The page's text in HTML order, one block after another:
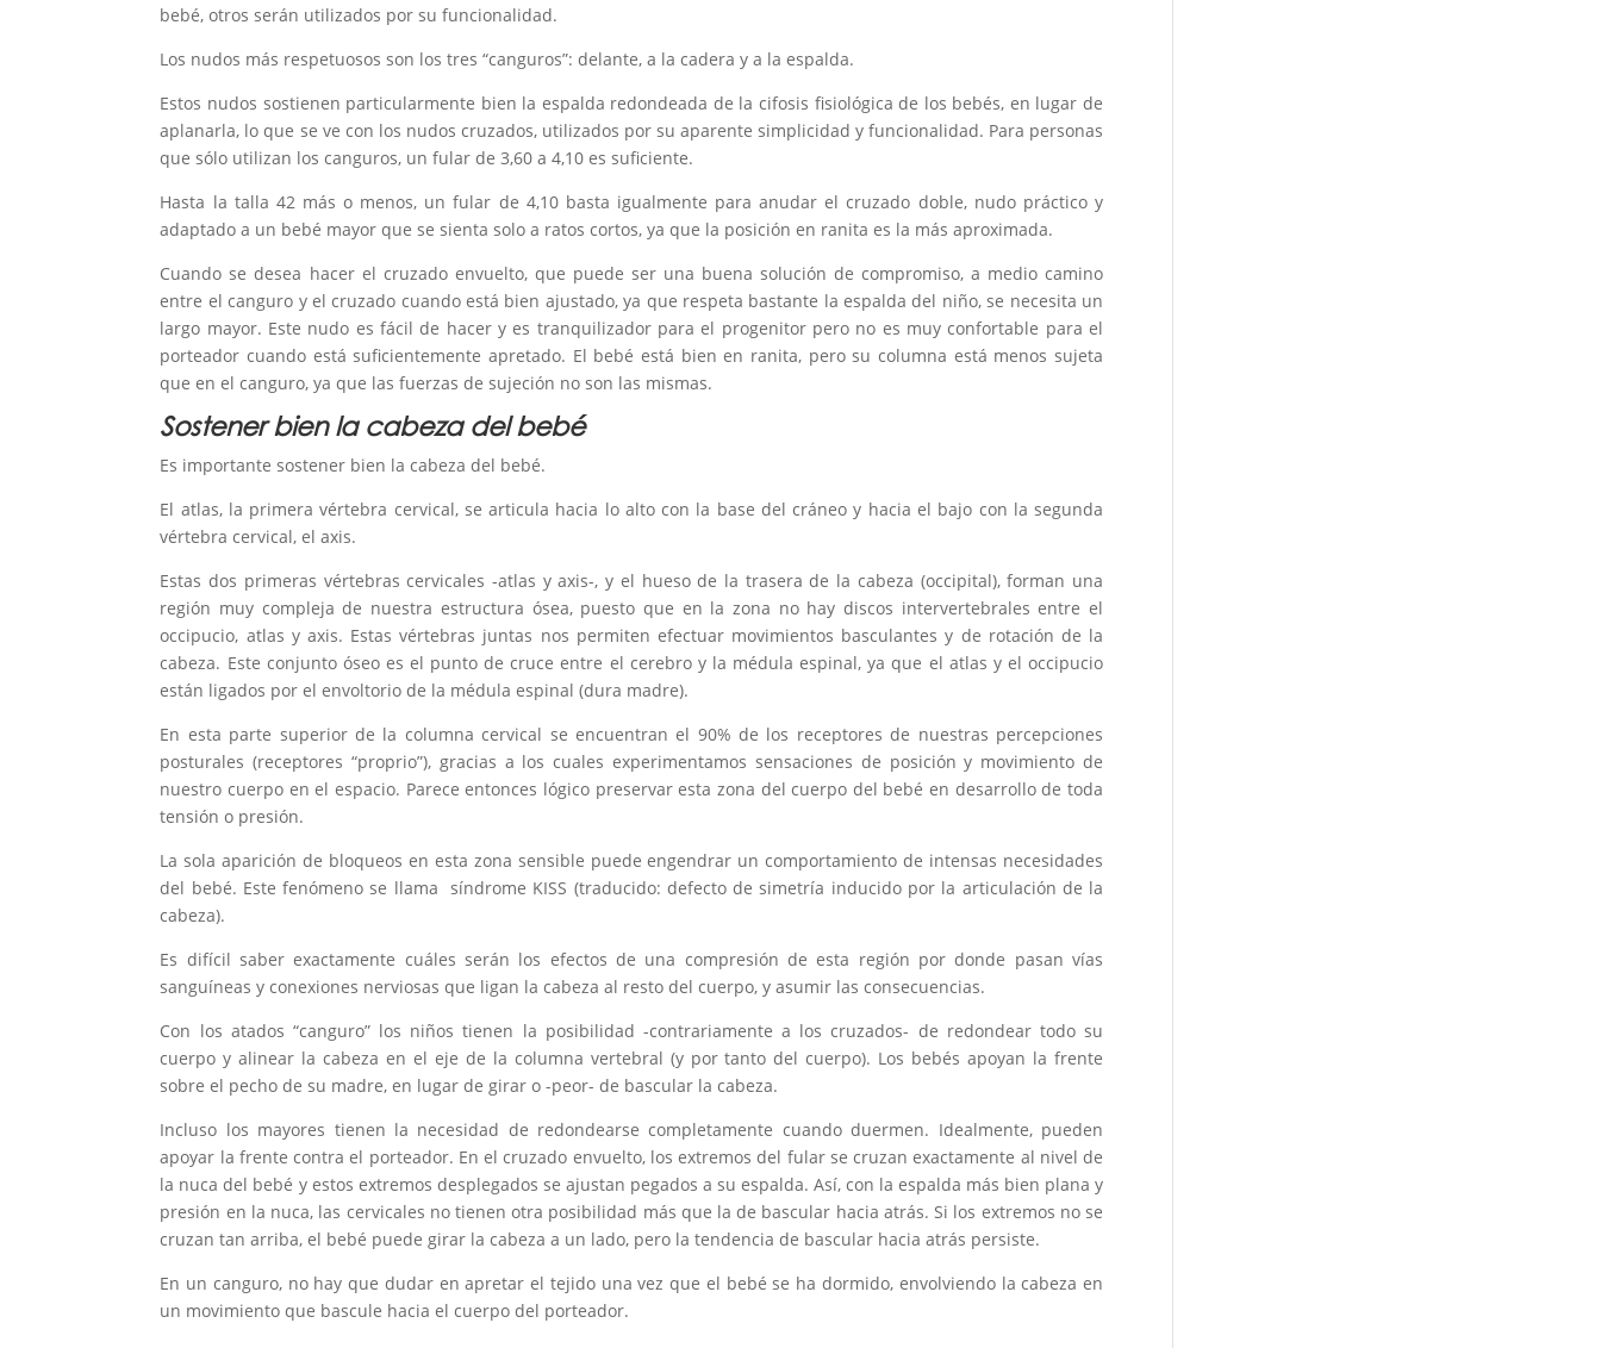
bebé, otros serán utilizados por su funcionalidad.
Los nudos más respetuosos son los tres “canguros”: delante, a la cadera y a la espalda.
Estos nudos sostienen particularmente bien la espalda redondeada de la cifosis fisiológica de los bebés, en lugar de
aplanarla, lo que se ve con los nudos cruzados, utilizados por su aparente simplicidad y funcionalidad. Para personas
que sólo utilizan los canguros, un fular de 3,60 a 4,10 es suficiente.
Hasta la talla 42 más o menos, un fular de 4,10 basta igualmente para anudar el cruzado doble, nudo práctico y
adaptado a un bebé mayor que se sienta solo a ratos cortos, ya que la posición en ranita es la más aproximada.
Cuando se desea hacer el cruzado envuelto, que puede ser una buena solución de compromiso, a medio camino
entre el canguro y el cruzado cuando está bien ajustado, ya que respeta bastante la espalda del niño, se necesita un
largo mayor. Este nudo es fácil de hacer y es tranquilizador para el progenitor pero no es muy confortable para el
porteador cuando está suficientemente apretado. El bebé está bien en ranita, pero su columna está menos sujeta
que en el canguro, ya que las fuerzas de sujeción no son las mismas.
Sostener bien la cabeza del bebé
Es importante sostener bien la cabeza del bebé.
El atlas, la primera vértebra cervical, se articula hacia lo alto con la base del cráneo y hacia el bajo con la segunda
vértebra cervical, el axis.
Estas dos primeras vértebras cervicales -atlas y axis-, y el hueso de la trasera de la cabeza (occipital), forman una
región muy compleja de nuestra estructura ósea, puesto que en la zona no hay discos intervertebrales entre el
occipucio, atlas y axis. Estas vértebras juntas nos permiten efectuar movimientos basculantes y de rotación de la
cabeza. Este conjunto óseo es el punto de cruce entre el cerebro y la médula espinal, ya que el atlas y el occipucio
están ligados por el envoltorio de la médula espinal (dura madre).
En esta parte superior de la columna cervical se encuentran el 90% de los receptores de nuestras percepciones
posturales (receptores “proprio”), gracias a los cuales experimentamos sensaciones de posición y movimiento de
nuestro cuerpo en el espacio. Parece entonces lógico preservar esta zona del cuerpo del bebé en desarrollo de toda
tensión o presión.
La sola aparición de bloqueos en esta zona sensible puede engendrar un comportamiento de intensas necesidades
del bebé. Este fenómeno se llama síndrome KISS (traducido: defecto de simetría inducido por la articulación de la
cabeza).
Es difícil saber exactamente cuáles serán los efectos de una compresión de esta región por donde pasan vías
sanguíneas y conexiones nerviosas que ligan la cabeza al resto del cuerpo, y asumir las consecuencias.
Con los atados “canguro” los niños tienen la posibilidad -contrariamente a los cruzados- de redondear todo su
cuerpo y alinear la cabeza en el eje de la columna vertebral (y por tanto del cuerpo). Los bebés apoyan la frente
sobre el pecho de su madre, en lugar de girar o -peor- de bascular la cabeza.
Incluso los mayores tienen la necesidad de redondearse completamente cuando duermen. Idealmente, pueden
apoyar la frente contra el porteador. En el cruzado envuelto, los extremos del fular se cruzan exactamente al nivel de
la nuca del bebé y estos extremos desplegados se ajustan pegados a su espalda. Así, con la espalda más bien plana y
presión en la nuca, las cervicales no tienen otra posibilidad más que la de bascular hacia atrás. Si los extremos no se
cruzan tan arriba, el bebé puede girar la cabeza a un lado, pero la tendencia de bascular hacia atrás persiste.
En un canguro, no hay que dudar en apretar el tejido una vez que el bebé se ha dormido, envolviendo la cabeza en
un movimiento que bascule hacia el cuerpo del porteador.